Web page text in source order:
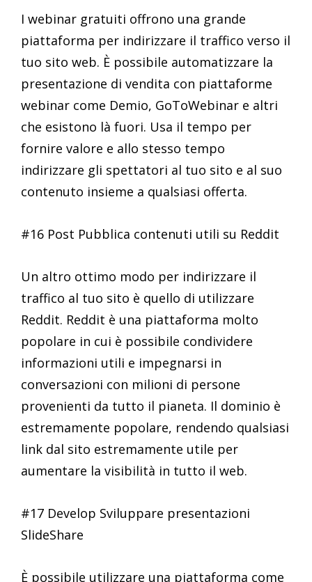
I webinar gratuiti offrono una grande
piattaforma per indirizzare il traffico verso il
tuo sito web. È possibile automatizzare la
presentazione di vendita con piattaforme
webinar come Demio, GoToWebinar e altri
che esistono là fuori. Usa il tempo per
fornire valore e allo stesso tempo
indirizzare gli spettatori al tuo sito e al suo
contenuto insieme a qualsiasi offerta.
#16 Post Pubblica contenuti utili su Reddit
Un altro ottimo modo per indirizzare il
traffico al tuo sito è quello di utilizzare
Reddit. Reddit è una piattaforma molto
popolare in cui è possibile condividere
informazioni utili e impegnarsi in
conversazioni con milioni di persone
provenienti da tutto il pianeta. Il dominio è
estremamente popolare, rendendo qualsiasi
link dal sito estremamente utile per
aumentare la visibilità in tutto il web.
#17 Develop Sviluppare presentazioni
SlideShare
È possibile utilizzare una piattaforma come